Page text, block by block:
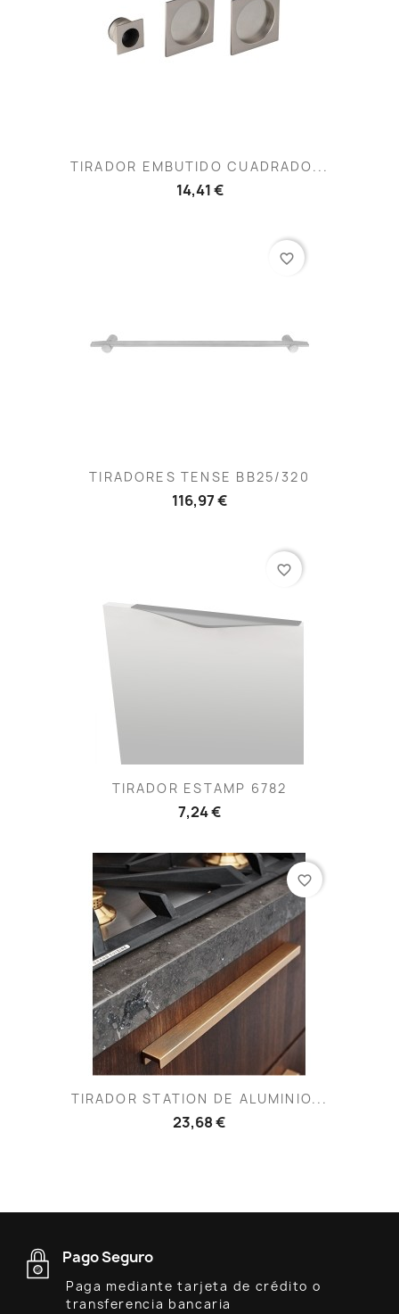
TIRADOR EMBUTIDO CUADRADO...
14,41 €
TIRADORES TENSE BB25/320
116,97 €
favorite_border
TIRADOR ESTAMP 6782
7,24 €
favorite_border
TIRADOR STATION DE ALUMINIO...
23,68 €
favorite_border
Pago Seguro
Paga mediante tarjeta de crédito o
transferencia bancaria